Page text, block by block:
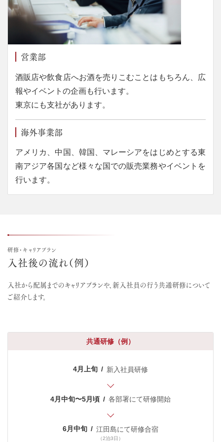
営業部
酒販店や飲食店へお酒を売りこむことはもちろん、広
報やイベントの企画も行います。
東京にも支社があります。
海外事業部
アメリカ、中国、韓国、マレーシアをはじめとする東
南アジア各国など様々な国での販売業務やイベントを
行います。
研修・キャリアプラン
入社後の流れ（例）
入社から配属までのキャリアプランや、新入社員の行う共通研修について
ご紹介します。
共通研修（例）
4月上旬 新入社員研修
4月中旬〜5月頃 各部署にて研修開始
6月中旬 江田島にて研修合宿
（2泊3日）